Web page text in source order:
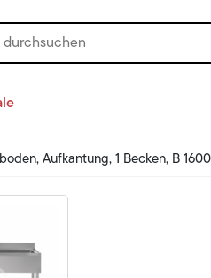
Aufkantung, 1 Becken, B